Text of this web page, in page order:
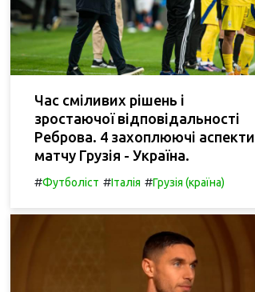
Час сміливих рішень і
зростаючої відповідальності
Реброва. 4 захоплюючі аспекти
матчу Грузія - Україна.
#Футболіст #Італія #Грузія (країна)